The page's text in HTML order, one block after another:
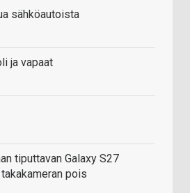
sähköautoista
ja vapaat
tiputtavan Galaxy S27
pois